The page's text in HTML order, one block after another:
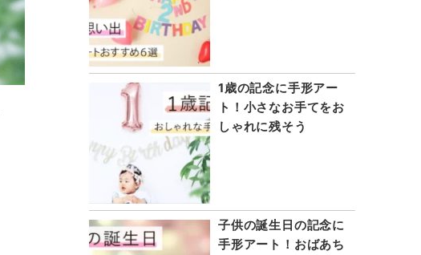
1歳の記念に手形アー
ト！小さなお手てをお
しゃれに残そう
子供の誕生日の記念に
手形アート！おばあち